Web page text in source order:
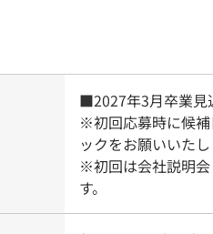
■2027年3月卒業見
※初回応募時に候
ックをお願いいたし
※初回は会社説明
す。